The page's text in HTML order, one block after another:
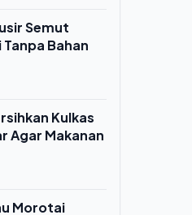
Semut
Bahan
Kulkas
Agar Makanan
Morotai